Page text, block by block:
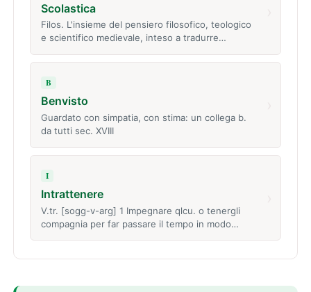
Scolastica
Filos. L'insieme del pensiero filosofico, teologico
e scientifico medievale, inteso a tradurre…
B
Benvisto
Guardato con simpatia, con stima: un collega b.
da tutti sec. XVIII
I
Intrattenere
V.tr. [sogg-v-arg] 1 Impegnare qlcu. o tenergli
compagnia per far passare il tempo in modo…